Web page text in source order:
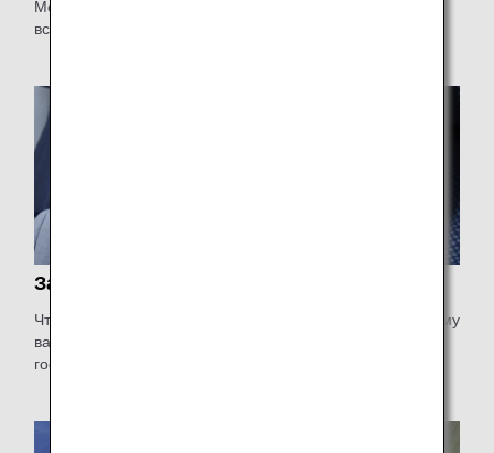
Можем ли мы предпринять активные действия? Мы
всегда думаем об этом.
Забота
Чтобы наши клиенты чувствовали, что они по-настоящему
важны для нас, мы относимся к ним с теплом,
гостеприимством и вниманием.